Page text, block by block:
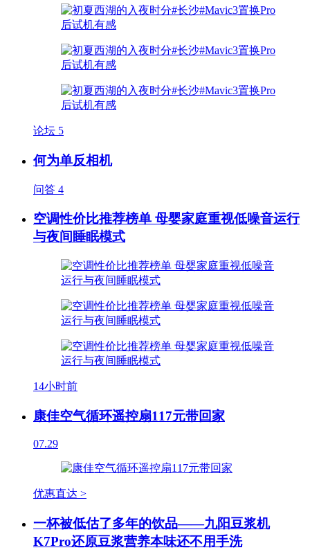
论坛 5
何为单反相机
问答 4
空调性价比推荐榜单 母婴家庭重视低噪音运行
与夜间睡眠模式
14小时前
康佳空气循环遥控扇117元带回家
07.29
优惠直达 >
一杯被低估了多年的饮品——九阳豆浆机
K7Pro还原豆浆营养本味还不用手洗